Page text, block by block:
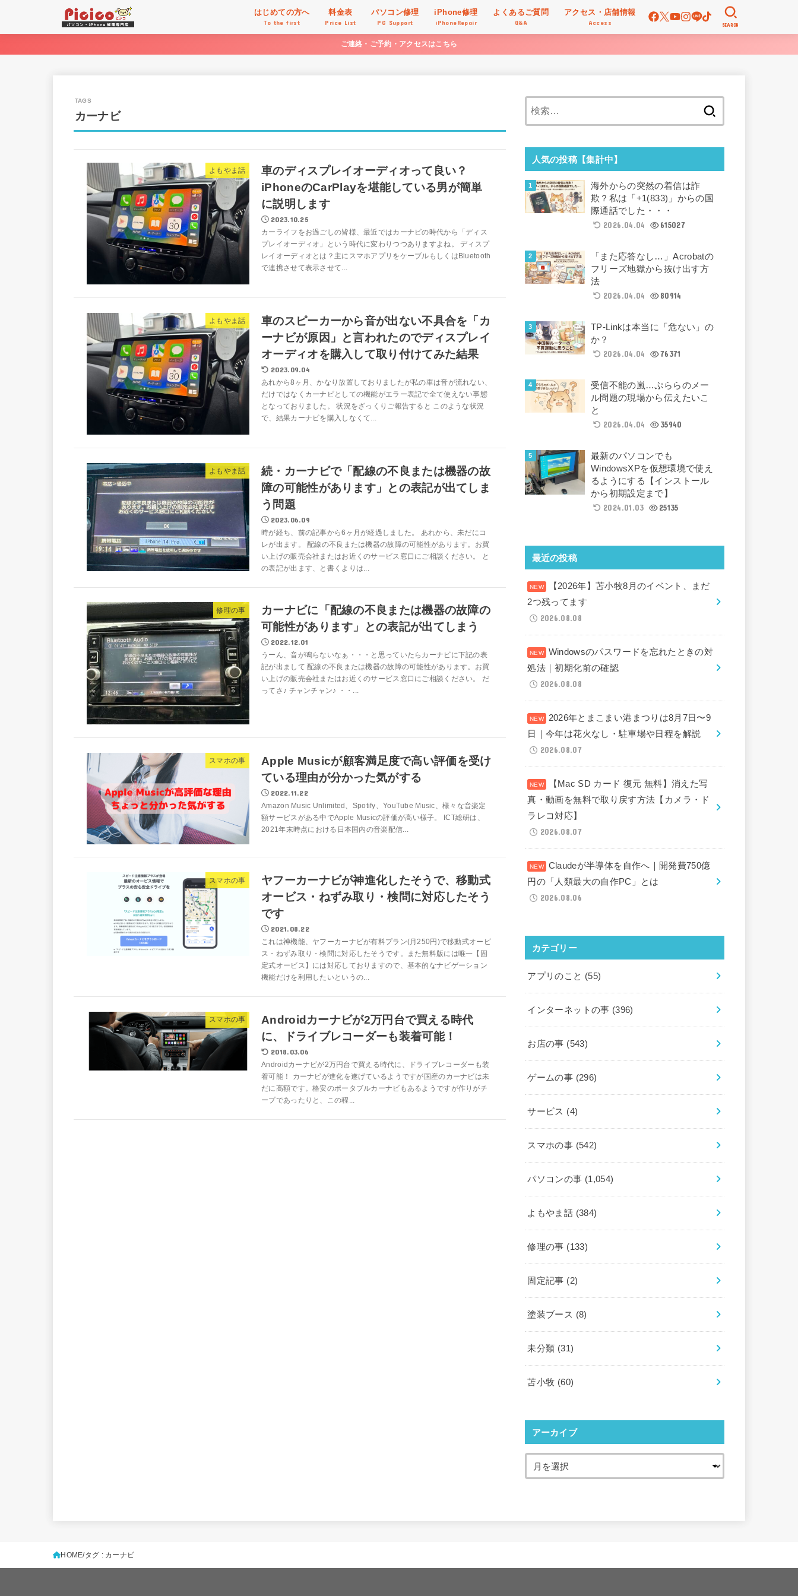
はじめての方へ
To the first
料金表
Price List
パソコン修理
PC Support
iPhone修理
iPhoneRepair
よくあるご質問
Q&A
アクセス・店舗情報
Access SEARCH
ご連絡・ご予約・アクセスはこちら
カーナビ
よもやま話
車のディスプレイオーディオって良い？
iPhoneのCarPlayを堪能している男が簡単
に説明します
2023.10.25
カーライフをお過ごしの皆様、最近ではカーナビの時代から「ディス
プレイオーディオ」という時代に変わりつつありますよね。 ディスプ
レイオーディオとは？主にスマホアプリをケーブルもしくはBluetooth
で連携させて表示させて...
よもやま話
車のスピーカーから音が出ない不具合を「カ
ーナビが原因」と言われたのでディスプレイ
オーディオを購入して取り付けてみた結果
2023.09.04
あれから8ヶ月、かなり放置しておりましたが私の車は音が流れない、
だけではなくカーナビとしての機能がエラー表記で全て使えない事態
となっておりました。 状況をざっくりご報告すると このような状況
で、結果カーナビを購入しなくて...
よもやま話
続・カーナビで「配線の不良または機器の故
障の可能性があります」との表記が出てしま
う問題
2023.06.09
時が経ち、前の記事から6ヶ月が経過しました。 あれから、未だにコ
レが出ます。 配線の不良または機器の故障の可能性があります。お買
い上げの販売会社またはお近くのサービス窓口にご相談ください。 と
の表記が出ます、と書くよりは...
修理の事
カーナビに「配線の不良または機器の故障の
可能性があります」との表記が出てしまう
2022.12.01
うーん、音が鳴らないなぁ・・・と思っていたらカーナビに下記の表
記が出まして 配線の不良または機器の故障の可能性があります。お買
い上げの販売会社またはお近くのサービス窓口にご相談ください。 だ
ってさ♪ チャンチャン♪ ・・...
スマホの事
Apple Musicが顧客満足度で高い評価を受け
ている理由が分かった気がする
2022.11.22
Amazon Music Unlimited、Spotify、YouTube Music、様々な音楽定
額サービスがある中でApple Musicの評価が高い様子。 ICT総研は、
2021年末時点における日本国内の音楽配信...
スマホの事
ヤフーカーナビが神進化したそうで、移動式
オービス・ねずみ取り・検問に対応したそう
です
2021.08.22
これは神機能、ヤフーカーナビが有料プラン(月250円)で移動式オービ
ス・ねずみ取り・検問に対応したそうです。また無料版には唯一【固
定式オービス】には対応しておりますので、基本的なナビゲーション
機能だけを利用したいというの...
スマホの事
Androidカーナビが2万円台で買える時代
に、ドライブレコーダーも装着可能！
2018.03.06
Androidカーナビが2万円台で買える時代に、ドライブレコーダーも装
着可能！ カーナビが進化を遂げているようですが国産のカーナビは未
だに高額です。格安のポータブルカーナビもあるようですが作りがチ
ープであったりと、この程...
人気の投稿【集計中】
海外からの突然の着信は詐
欺？私は「+1(833)」からの国
際通話でした・・・
2026.04.04
615027
「また応答なし…」Acrobatの
フリーズ地獄から抜け出す方
法
2026.04.04
80914
TP-Linkは本当に「危ない」の
か？
2026.04.04
76371
受信不能の嵐…ぷららのメー
ル問題の現場から伝えたいこ
と
2026.04.04
35940
最新のパソコンでも
WindowsXPを仮想環境で使え
るようにする【インストール
から初期設定まで】
2024.01.03
25135
最近の投稿
【2026年】苫小牧8月のイベント、まだ
2つ残ってます
2026.08.08
Windowsのパスワードを忘れたときの対
処法｜初期化前の確認
2026.08.08
2026年とまこまい港まつりは8月7日〜9
日｜今年は花火なし・駐車場や日程を解説
2026.08.07
【Mac SD カード 復元 無料】消えた写
真・動画を無料で取り戻す方法【カメラ・ド
ラレコ対応】
2026.08.07
Claudeが半導体を自作へ｜開発費750億
円の「人類最大の自作PC」とは
2026.08.06
カテゴリー
アプリのこと (55)
インターネットの事 (396)
お店の事 (543)
ゲームの事 (296)
サービス (4)
スマホの事 (542)
パソコンの事 (1,054)
よもやま話 (384)
修理の事 (133)
固定記事 (2)
塗装ブース (8)
未分類 (31)
苫小牧 (60)
アーカイブ
HOME タグ : カーナビ